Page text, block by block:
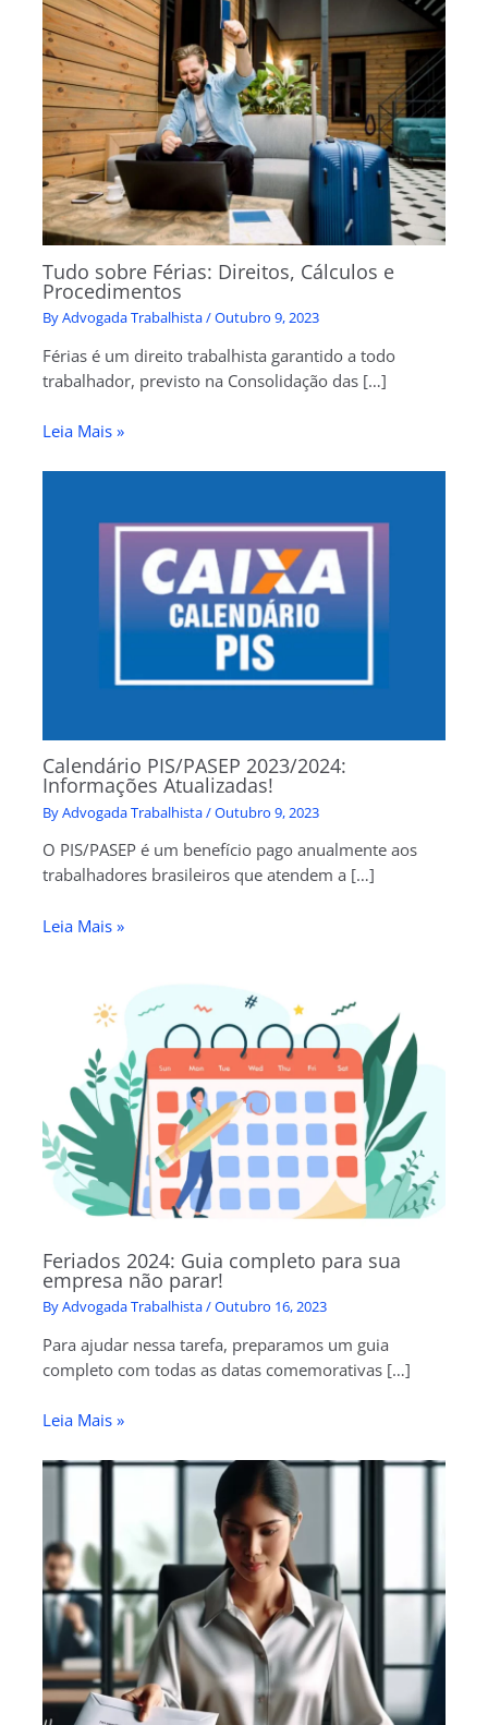
Tudo sobre Férias: Direitos, Cálculos e
Procedimentos
ByAdvogada Trabalhista/Outubro 9, 2023
Férias é um direito trabalhista garantido a todo
trabalhador, previsto na Consolidação das […]
Leia Mais »
Calendário PIS/PASEP 2023/2024:
Informações Atualizadas!
ByAdvogada Trabalhista/Outubro 9, 2023
O PIS/PASEP é um benefício pago anualmente aos
trabalhadores brasileiros que atendem a […]
Leia Mais »
Feriados 2024: Guia completo para sua
empresa não parar!
ByAdvogada Trabalhista/Outubro 16, 2023
Para ajudar nessa tarefa, preparamos um guia
completo com todas as datas comemorativas […]
Leia Mais »